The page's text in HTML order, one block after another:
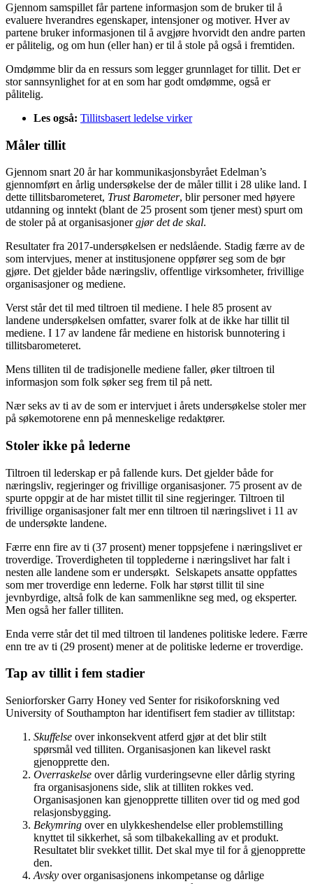
Gjennom samspillet får partene informasjon som de bruker til å
evaluere hverandres egenskaper, intensjoner og motiver. Hver av
partene bruker informasjonen til å avgjøre hvorvidt den andre parten
er pålitelig, og om hun (eller han) er til å stole på også i fremtiden.
Omdømme blir da en ressurs som legger grunnlaget for tillit. Det er
stor sannsynlighet for at en som har godt omdømme, også er
pålitelig.
Les også: Tillitsbasert ledelse virker
Måler tillit
Gjennom snart 20 år har kommunikasjonsbyrået Edelman’s
gjennomført en årlig undersøkelse der de måler tillit i 28 ulike land. I
dette tillitsbarometeret, Trust Barometer, blir personer med høyere
utdanning og inntekt (blant de 25 prosent som tjener mest) spurt om
de stoler på at organisasjonergjør det de skal.
Resultater fra 2017-undersøkelsen er nedslående. Stadig færre av de
som intervjues, mener at institusjonene oppfører seg som de bør
gjøre. Det gjelder både næringsliv, offentlige virksomheter, frivillige
organisasjoner og mediene.
Verst står det til med tiltroen til mediene. I hele 85 prosent av
landene undersøkelsen omfatter, svarer folk at de ikke har tillit til
mediene. I 17 av landene får mediene en historisk bunnotering i
tillitsbarometeret.
Mens tilliten til de tradisjonelle mediene faller, øker tiltroen til
informasjon som folk søker seg frem til på nett.
Nær seks av ti av de som er intervjuet i årets undersøkelse stoler mer
på søkemotorene enn på menneskelige redaktører.
Stoler ikke på lederne
Tiltroen til lederskap er på fallende kurs. Det gjelder både for
næringsliv, regjeringer og frivillige organisasjoner. 75 prosent av de
spurte oppgir at de har mistet tillit til sine regjeringer. Tiltroen til
frivillige organisasjoner falt mer enn tiltroen til næringslivet i 11 av
de undersøkte landene.
Færre enn fire av ti (37 prosent) mener toppsjefene i næringslivet er
troverdige. Troverdigheten til topplederne i næringslivet har falt i
nesten alle landene som er undersøkt. Selskapets ansatte oppfattes
som mer troverdige enn lederne. Folk har størst tillit til sine
jevnbyrdige, altså folk de kan sammenlikne seg med, og eksperter.
Men også her faller tilliten.
Enda verre står det til med tiltroen til landenes politiske ledere. Færre
enn tre av ti (29 prosent) mener at de politiske lederne er troverdige.
Tap av tillit i fem stadier
Seniorforsker Garry Honey ved Senter for risikoforskning ved
University of Southampton har identifisert fem stadier av tillitstap:
Skuffelse over inkonsekvent atferd gjør at det blir stilt
spørsmål ved tilliten. Organisasjonen kan likevel raskt
gjenopprette den.
Overraskelse over dårlig vurderingsevne eller dårlig styring
fra organisasjonens side, slik at tilliten rokkes ved.
Organisasjonen kan gjenopprette tilliten over tid og med god
relasjonsbygging.
Bekymring over en ulykkeshendelse eller problemstilling
knyttet til sikkerhet, så som tilbakekalling av et produkt.
Resultatet blir svekket tillit. Det skal mye til for å gjenopprette
den.
Avsky over organisasjonens inkompetanse og dårlige